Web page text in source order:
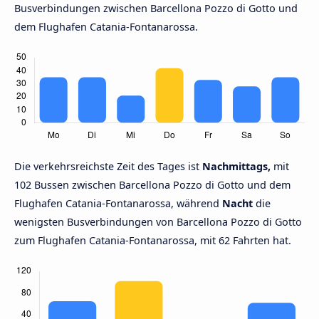
Busverbindungen zwischen Barcellona Pozzo di Gotto und
dem Flughafen Catania-Fontanarossa.
Die verkehrsreichste Zeit des Tages ist Nachmittags, mit
102 Bussen zwischen Barcellona Pozzo di Gotto und dem
Flughafen Catania-Fontanarossa, während Nacht die
wenigsten Busverbindungen von Barcellona Pozzo di Gotto
zum Flughafen Catania-Fontanarossa, mit 62 Fahrten hat.